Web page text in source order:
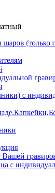
шаров (только
с
с